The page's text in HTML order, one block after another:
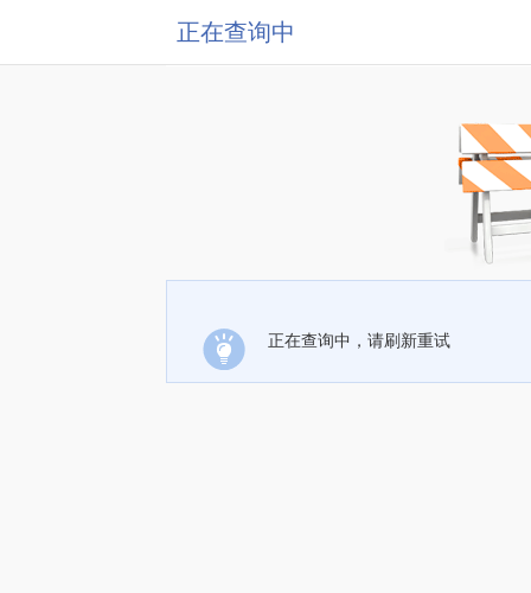
正在查询中
正在查询中，请刷新重试